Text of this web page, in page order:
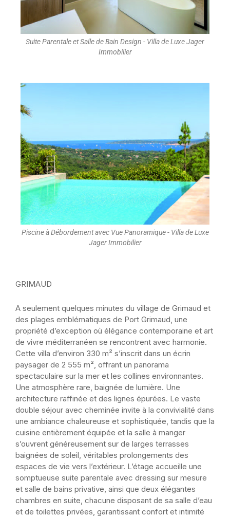
Suite Parentale et Salle de Bain Design - Villa de Luxe Jager
Immobilier
Piscine à Débordement avec Vue Panoramique - Villa de Luxe
Jager Immobilier
GRIMAUD
A seulement quelques minutes du village de Grimaud et
des plages emblématiques de Port Grimaud, une
propriété d’exception où élégance contemporaine et art
de vivre méditerranéen se rencontrent avec harmonie.
Cette villa d’environ 330 m² s’inscrit dans un écrin
paysager de 2 555 m², offrant un panorama
spectaculaire sur la mer et les collines environnantes.
Une atmosphère rare, baignée de lumière. Une
architecture raffinée et des lignes épurées. Le vaste
double séjour avec cheminée invite à la convivialité dans
une ambiance chaleureuse et sophistiquée, tandis que la
cuisine entièrement équipée et la salle à manger
s’ouvrent généreusement sur de larges terrasses
baignées de soleil, véritables prolongements des
espaces de vie vers l’extérieur. L’étage accueille une
somptueuse suite parentale avec dressing sur mesure
et salle de bains privative, ainsi que deux élégantes
chambres en suite, chacune disposant de sa salle d’eau
et de toilettes privées, garantissant confort et intimité